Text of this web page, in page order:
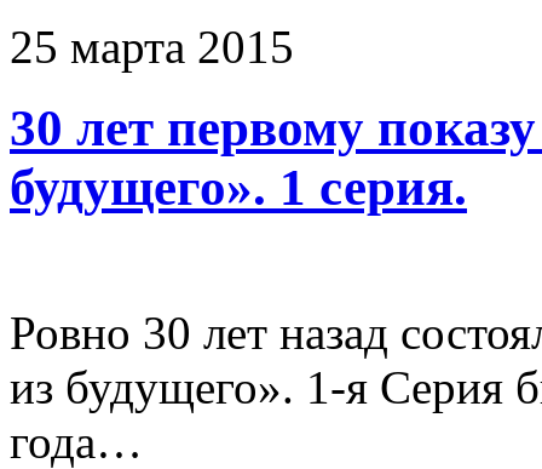
25 марта 2015
30 лет первому
будущего». 1 серия.
Ровно 30 лет назад
из будущего». 1-я Серия
года…